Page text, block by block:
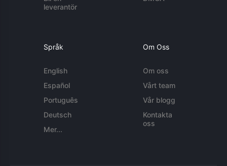
leverantör
Språk
English
Español
Português
Deutsch
Mer...
Om Oss
Om oss
Vårt team
Vår blogg
Kontakta
oss